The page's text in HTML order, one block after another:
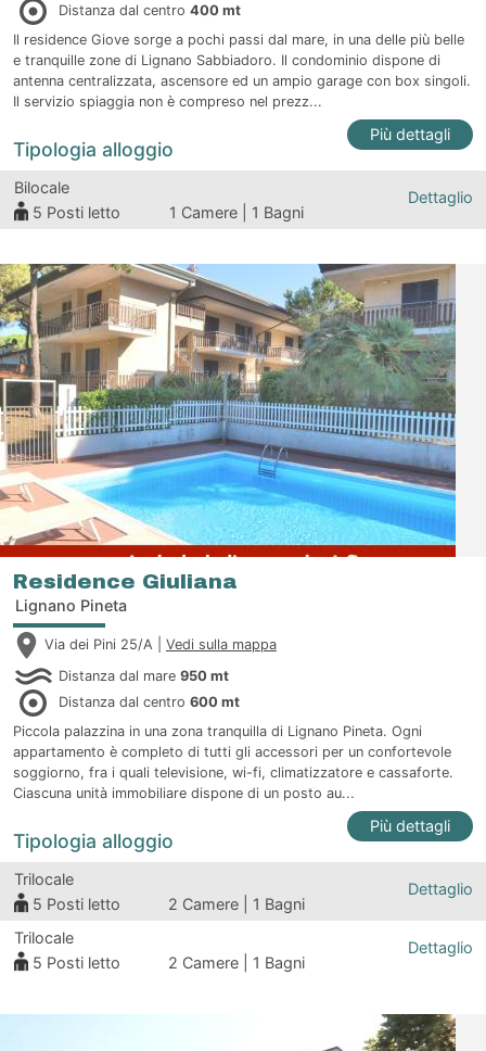
Distanza dal centro 400 mt
Il residence Giove sorge a pochi passi dal mare, in una delle più belle
e tranquille zone di Lignano Sabbiadoro. Il condominio dispone di
antenna centralizzata, ascensore ed un ampio garage con box singoli.
Il servizio spiaggia non è compreso nel prezz...
Più dettagli
Tipologia alloggio
Bilocale
5 Posti letto 1 Camere | 1 Bagni
Dettaglio
Residence Giuliana
Lignano Pineta
Via dei Pini 25/A | Vedi sulla mappa
Distanza dal mare 950 mt
Distanza dal centro 600 mt
Piccola palazzina in una zona tranquilla di Lignano Pineta. Ogni
appartamento è completo di tutti gli accessori per un confortevole
soggiorno, fra i quali televisione, wi-fi, climatizzatore e cassaforte.
Ciascuna unità immobiliare dispone di un posto au...
Più dettagli
Tipologia alloggio
Trilocale
5 Posti letto 2 Camere | 1 Bagni
Dettaglio
Trilocale
5 Posti letto 2 Camere | 1 Bagni
Dettaglio